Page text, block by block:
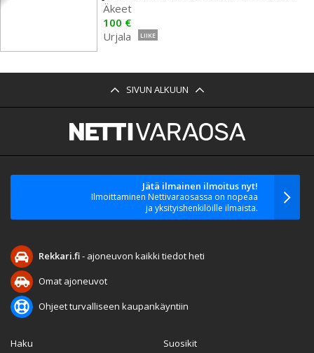
Äkeet
100 €
Urjala
LIIKE
SIVUN ALKUUN
Jätä ilmainen ilmoitus nyt!
Ilmoittaminen Nettivaraosassa on nopeaa
ja yksityishenkilöille ilmaista.
Rekkari.fi- ajoneuvon kaikki tiedot heti
Omat ajoneuvot
Ohjeet turvalliseen kaupankäyntiin
Haku
Suosikit